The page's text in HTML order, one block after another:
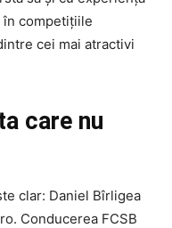
în competițiile
cei mai atractivi
care nu
clar: Daniel Bîrligea
Conducerea FCSB